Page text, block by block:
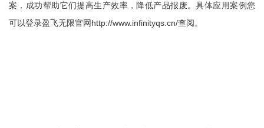
案，成功帮助它们提高生产效率，降低产品报废。具体应用案例您
可以登录盈飞无限官网http://www.infinityqs.cn/查阅。